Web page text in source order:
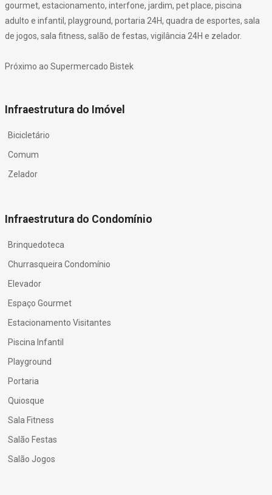
gourmet, estacionamento, interfone, jardim, pet place, piscina
adulto e infantil, playground, portaria 24H, quadra de esportes, sala
de jogos, sala fitness, salão de festas, vigilância 24H e zelador.
Próximo ao Supermercado Bistek
Infraestrutura do Imóvel
Bicicletário
Comum
Zelador
Infraestrutura do Condomínio
Brinquedoteca
Churrasqueira Condomínio
Elevador
Espaço Gourmet
Estacionamento Visitantes
Piscina Infantil
Playground
Portaria
Quiosque
Sala Fitness
Salão Festas
Salão Jogos